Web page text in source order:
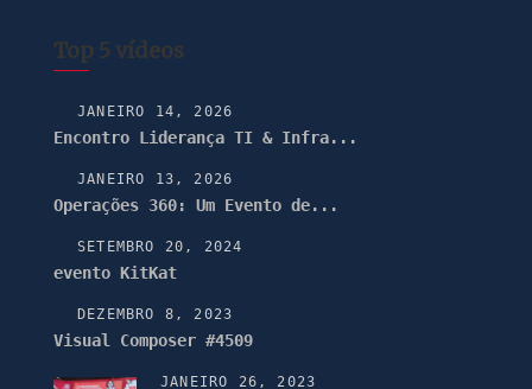
Top 5 vídeos
JANEIRO 14, 2026
Encontro Liderança TI & Infra...
JANEIRO 13, 2026
Operações 360: Um Evento de...
SETEMBRO 20, 2024
evento KitKat
DEZEMBRO 8, 2023
Visual Composer #4509
JANEIRO 26, 2023